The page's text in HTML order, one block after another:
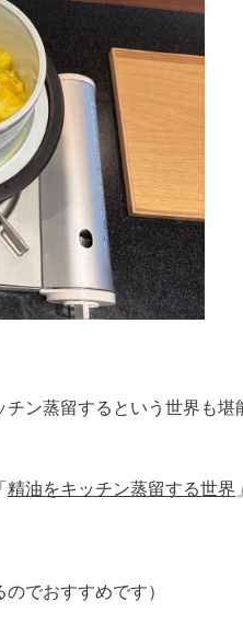
ン蒸留するという世界も堪
精油をキッチン蒸留する世界
でおすすめです）